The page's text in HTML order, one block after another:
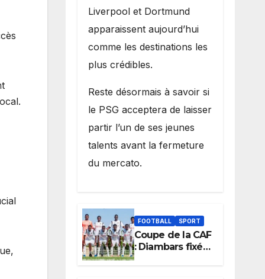
Liverpool et Dortmund
apparaissent aujourd’hui
comme les destinations les
plus crédibles.
Reste désormais à savoir si
le PSG acceptera de laisser
partir l’un de ses jeunes
talents avant la fermeture
du mercato.
FOOTBALL SPORT
Coupe de la CAF
: Diambars fixé
sur son destin